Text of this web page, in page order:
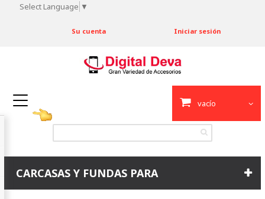
Select Language ▼
Iniciar sesión
Su cuenta
vacío
CARCASAS Y FUNDAS PARA